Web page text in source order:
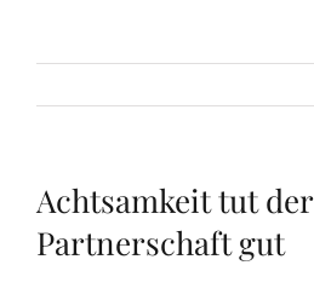
Achtsamkeit tut der
Partnerschaft gut